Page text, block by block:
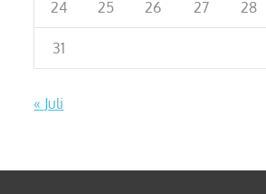
24 25 26 27 28
31
« Juli